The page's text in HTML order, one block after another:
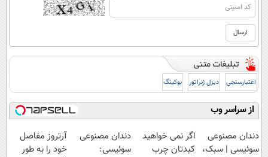
اعتبارسنجی دیزل ژنراتور بوکینگ
از سراسر وب
دندان مصنوعی
سوئیسی | سبک،
اگر نمی خواهید
کبدتان چرب
دندان مصنوعی
سوئیسی:
آرتروز مفاصل
خود را به طور